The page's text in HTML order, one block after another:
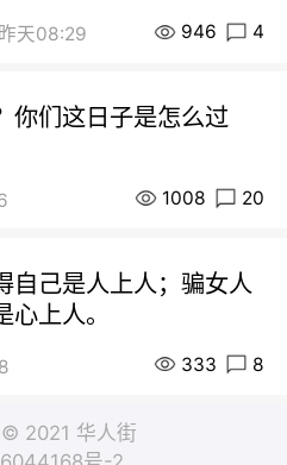
昨天08:29 946 4
你们这日子是怎么过
1008 20
自己是人上人；骗女人
上人。
333 8
2021 华人街